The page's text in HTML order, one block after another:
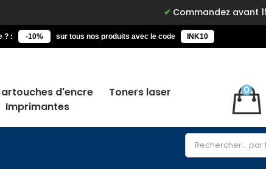
Commandez avant 15h, livré
? : -10% sur tous nos produits avec le code INK10
d'encre
Toners laser
Imprimantes
0